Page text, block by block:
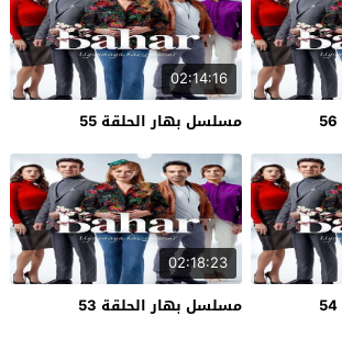
02:14:16
مسلسل بهار الحلقة 55
02:18:23
مسلسل بهار الحلقة 53